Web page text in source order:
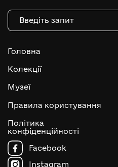
Головна
Колекції
Музеї
Правила користування
Політика
конфіденційності
Facebook
Instagram